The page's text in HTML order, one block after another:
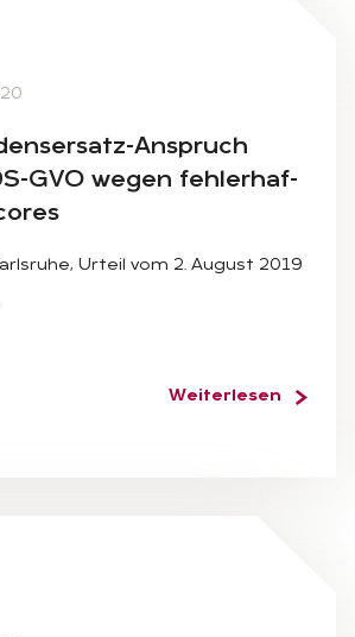
An­spruch
GVO we­gen feh­ler­haf­
Urteil vom 2. August 2019
Weiterlesen